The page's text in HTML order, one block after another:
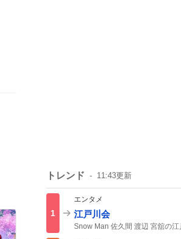
トレンド 11:43更新
1
エンタメ
江戸川会
Snow Man 佐久間 渡辺 宮舘の江